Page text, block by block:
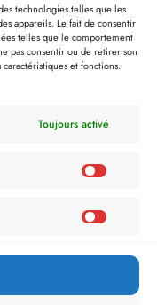
technologies telles que les
appareils. Le fait de consentir
telles que le comportement
pas consentir ou de retirer son
et fonctions.
Toujours activé